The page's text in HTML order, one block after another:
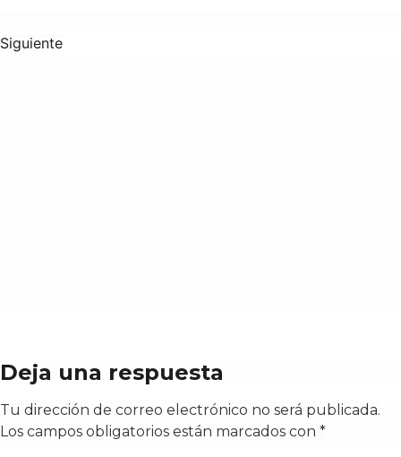
Siguiente
Deja una respuesta
Tu dirección de correo electrónico no será publicada.
Los campos obligatorios están marcados con *